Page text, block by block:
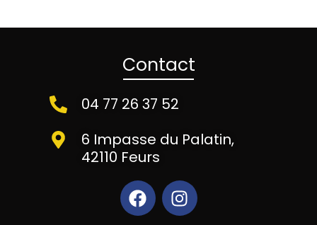
Contact
04 77 26 37 52
6 Impasse du Palatin,
42110 Feurs